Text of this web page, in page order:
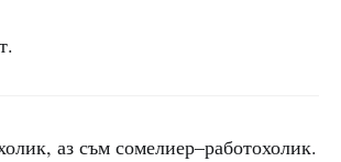
аз съм сомелиер–работохолик.